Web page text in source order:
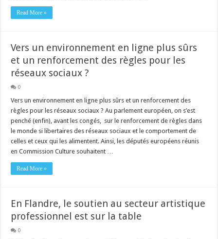
Read More »
Vers un environnement en ligne plus sûrs
et un renforcement des règles pour les
réseaux sociaux ?
0
Vers un environnement en ligne plus sûrs et un renforcement des
règles pour les réseaux sociaux ? Au parlement européen, on s’est
penché (enfin), avant les congés, sur le renforcement de règles dans
le monde si libertaires des réseaux sociaux et le comportement de
celles et ceux qui les alimentent. Ainsi, les députés européens réunis
en Commission Culture souhaitent …
Read More »
En Flandre, le soutien au secteur artistique
professionnel est sur la table
0